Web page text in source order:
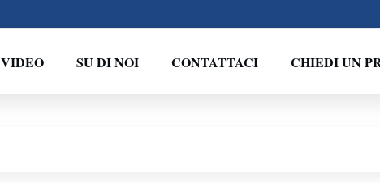
VIDEO SU DI NOI CONTATTACI CHIEDI UN